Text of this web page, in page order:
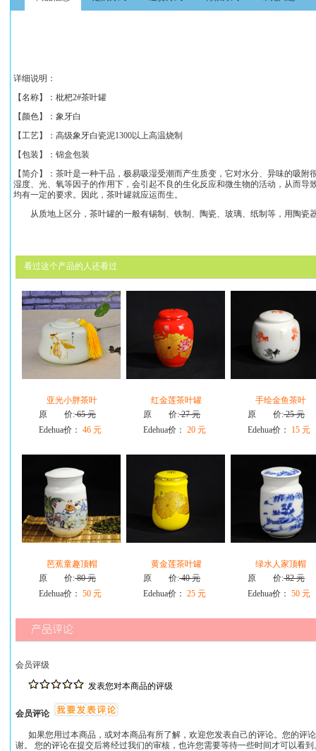
详细说明：
【名称】： 枇杷2#茶叶罐
【颜色】：象牙白
【工艺】：高级象牙白瓷泥1300以上高温烧制
【包装】：锦盒包装
【简介】：茶叶是一种干品，极易吸湿受潮而产生质变，它对水分、异味的吸
湿度、光、氧等因子的作用下，会引起不良的生化反应和微生物的活动，从而
均有一定的要求。因此，茶叶罐就应运而生。
从质地上区分，茶叶罐的一般有锡制、铁制、陶瓷、玻璃、纸制等，用陶瓷
看过这个产品的人还看过
亚光小胖茶叶
原 价:65 元
Edehua价： 46 元
红金莲茶叶罐
原 价:27 元
Edehua价： 20 元
手绘金鱼茶叶
原 价:25 元
Edehua价：
15 元
芭蕉童趣顶帽
原 价:80 元
Edehua价： 50 元
黄金莲茶叶罐
原 价:40 元
Edehua价： 25 元
绿水人家顶帽
原 价:82 元
Edehua价： 50 元
会员评级
发表您对本商品的评级
会员评论
如果您用过本商品，或对本商品有所了解，欢迎您发表自己的评论。您的评
谢。 您的评论在提交后将经过我们的审核，也许您需要等待一些时间才可以看